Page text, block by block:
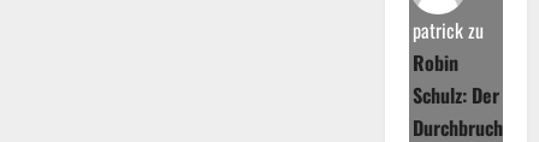
patrickzu
Robin
Schulz: Der
Durchbruch